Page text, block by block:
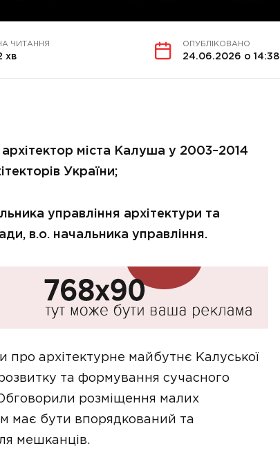
ЧИТАННЯ
хв
ОПУБЛІКОВАНО
24.06.2026 о 14:38
міста Калуша у 2003–2014
України;
управління архітектури та
в.о. начальника управління.
про архітектурне майбутнє Калуської
та формування сучасного
розміщення малих
має бути впорядкований та
мешканців.